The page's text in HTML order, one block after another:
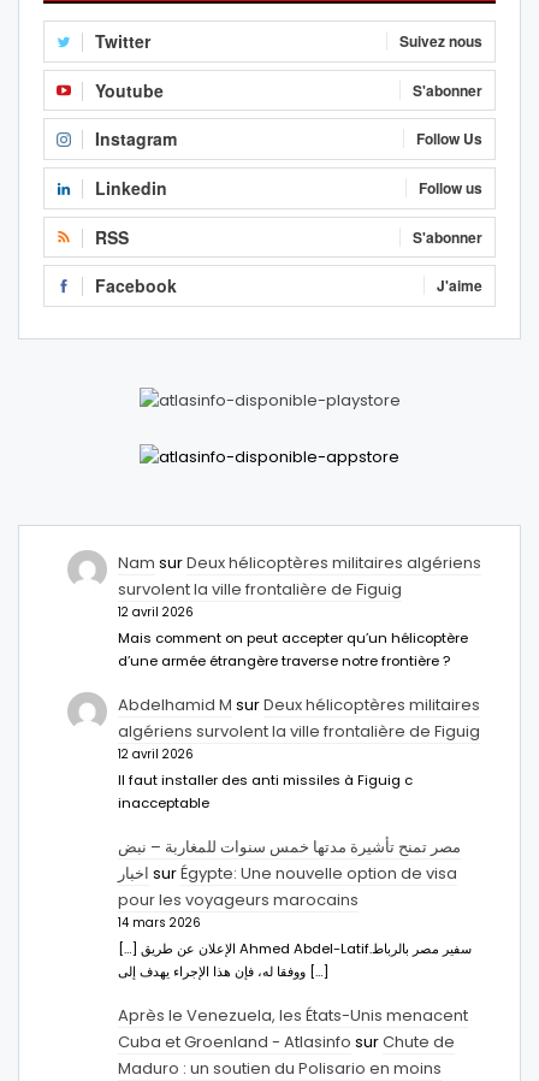
Twitter Suivez nous
Youtube S'abonner
Instagram Follow Us
Linkedin Follow us
RSS S'abonner
Facebook J'aime
Nam surDeux hélicoptères militaires algériens
survolent la ville frontalière de Figuig
12 avril 2026
Mais comment on peut accepter qu’un hélicoptère
d’une armée étrangère traverse notre frontière ?
Abdelhamid M surDeux hélicoptères militaires
algériens survolent la ville frontalière de Figuig
12 avril 2026
Il faut installer des anti missiles à Figuig c
inacceptable
مصر تمنح تأشيرة مدتها خمس سنوات للمغاربة – نبض
اخبار surÉgypte: Une nouvelle option de visa
pour les voyageurs marocains
14 mars 2026
[…] الإعلان عن طريق Ahmed Abdel-Latifسفير مصر بالرباط.
ووفقا له، فإن هذا الإجراء يهدف إلى […]
Après le Venezuela, les États-Unis menacent
Cuba et Groenland - Atlasinfo surChute de
Maduro : un soutien du Polisario en moins